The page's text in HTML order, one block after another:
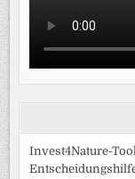
Invest4Nature-